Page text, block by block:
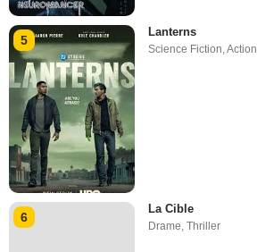
5
Lanterns
Science Fiction ,Action
6
La Cible
Drame,Thriller